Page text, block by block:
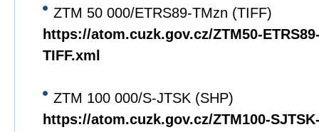
ZTM 50 000/ETRS89-TMzn (TIFF)
https://atom.cuzk.gov.cz/ZTM50-
TIFF.xml
ZTM 100 000/S-JTSK (SHP)
https://atom.cuzk.gov.cz/ZTM100-